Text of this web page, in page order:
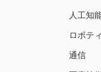
人工知
ロボテ
通信